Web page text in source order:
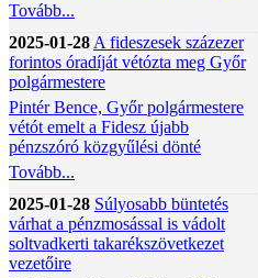
Tovább...
2025-01-28 A fideszesek százezer
forintos óradíját vétózta meg Győr
polgármestere
Pintér Bence, Győr polgármestere
vétót emelt a Fidesz újabb
pénzszóró közgyűlési dönté
Tovább...
2025-01-28 Súlyosabb büntetés
várhat a pénzmosással is vádolt
soltvadkerti takarékszövetkezet
vezetőire